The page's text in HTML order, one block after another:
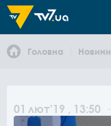
Головна Новини
01 лют'19 , 13:50